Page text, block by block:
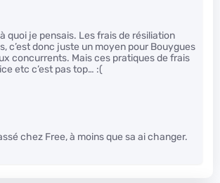
quoi je pensais. Les frais de résiliation
c’est donc juste un moyen pour Bouygues
concurrents. Mais ces pratiques de frais
etc c’est pas top… :(
chez Free, à moins que sa ai changer.